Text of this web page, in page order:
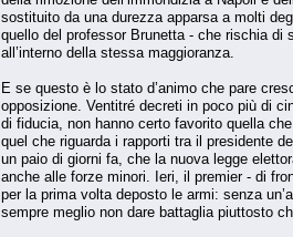
sostituito da una durezza apparsa a molti
quello del professor Brunetta - che rischia di
all’interno della stessa maggioranza.
E se questo è lo stato d’animo che pare
opposizione. Ventitré decreti in poco più di
di fiducia, non hanno certo favorito quella
quel che riguarda i rapporti tra il presidente
un paio di giorni fa, che la nuova legge
anche alle forze minori. Ieri, il premier - di
per la prima volta deposto le armi: senza
sempre meglio non dare battaglia piuttosto